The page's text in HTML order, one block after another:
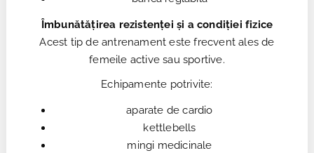
Îmbunătățirea rezistenței și a condiției fizice
Acest tip de antrenament este frecvent ales de
femeile active sau sportive.
Echipamente potrivite:
aparate de cardio
kettlebells
mingi medicinale